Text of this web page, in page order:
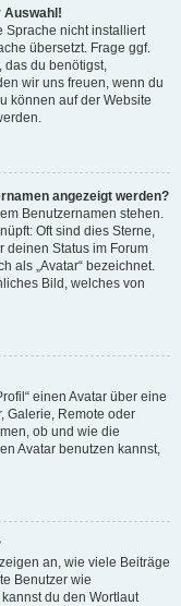
Auswahl!
Sprache nicht installiert
übersetzt. Frage ggf.
das du benötigst,
wir uns freuen, wenn du
können auf der Website
angezeigt werden?
Benutzernamen stehen.
Oft sind dies Sterne,
deinen Status im Forum
als „Avatar“ bezeichnet.
Bild, welches von
einen Avatar über eine
Galerie, Remote oder
ob und wie die
Avatar benutzen kannst,
an, wie viele Beiträge
Benutzer wie
du den Wortlaut